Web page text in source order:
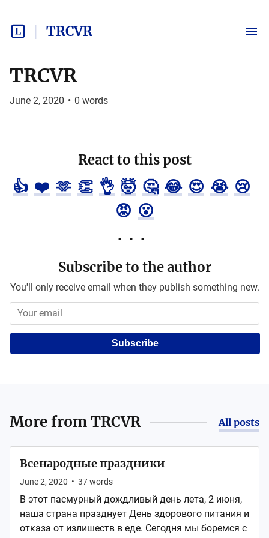
TRCVR
TRCVR
June 2, 2020 • 0 words
React to this post
👍 ❤️ 🫶 👏 👌 🤯 🤔 😂 😍 😭 😢
😡 😮
Subscribe to the author
You'll only receive email when they publish something new.
Subscribe
More fromTRCVR All posts
Всенародные праздники
June 2, 2020 • 37words
В этот пасмурный дождливый день лета, 2 июня,
наша страна празднует День здорового питания и
отказа от излишеств в еде. Сегодня мы боремся с